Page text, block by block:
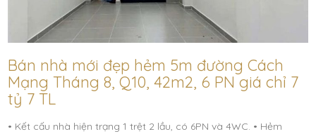
Bán nhà mới đẹp hẻm 5m đường Cách
Mạng Tháng 8, Q10, 42m2, 6 PN giá chỉ 7
tỷ 7 TL
• Kết cấu nhà hiện trạng 1 trệt 2 lầu, có 6PN và 4WC. • Hẻm